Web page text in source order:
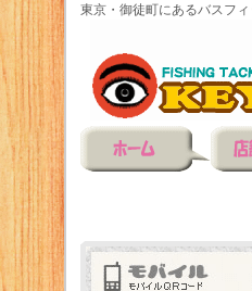
東京・御徒町にあるバスフ